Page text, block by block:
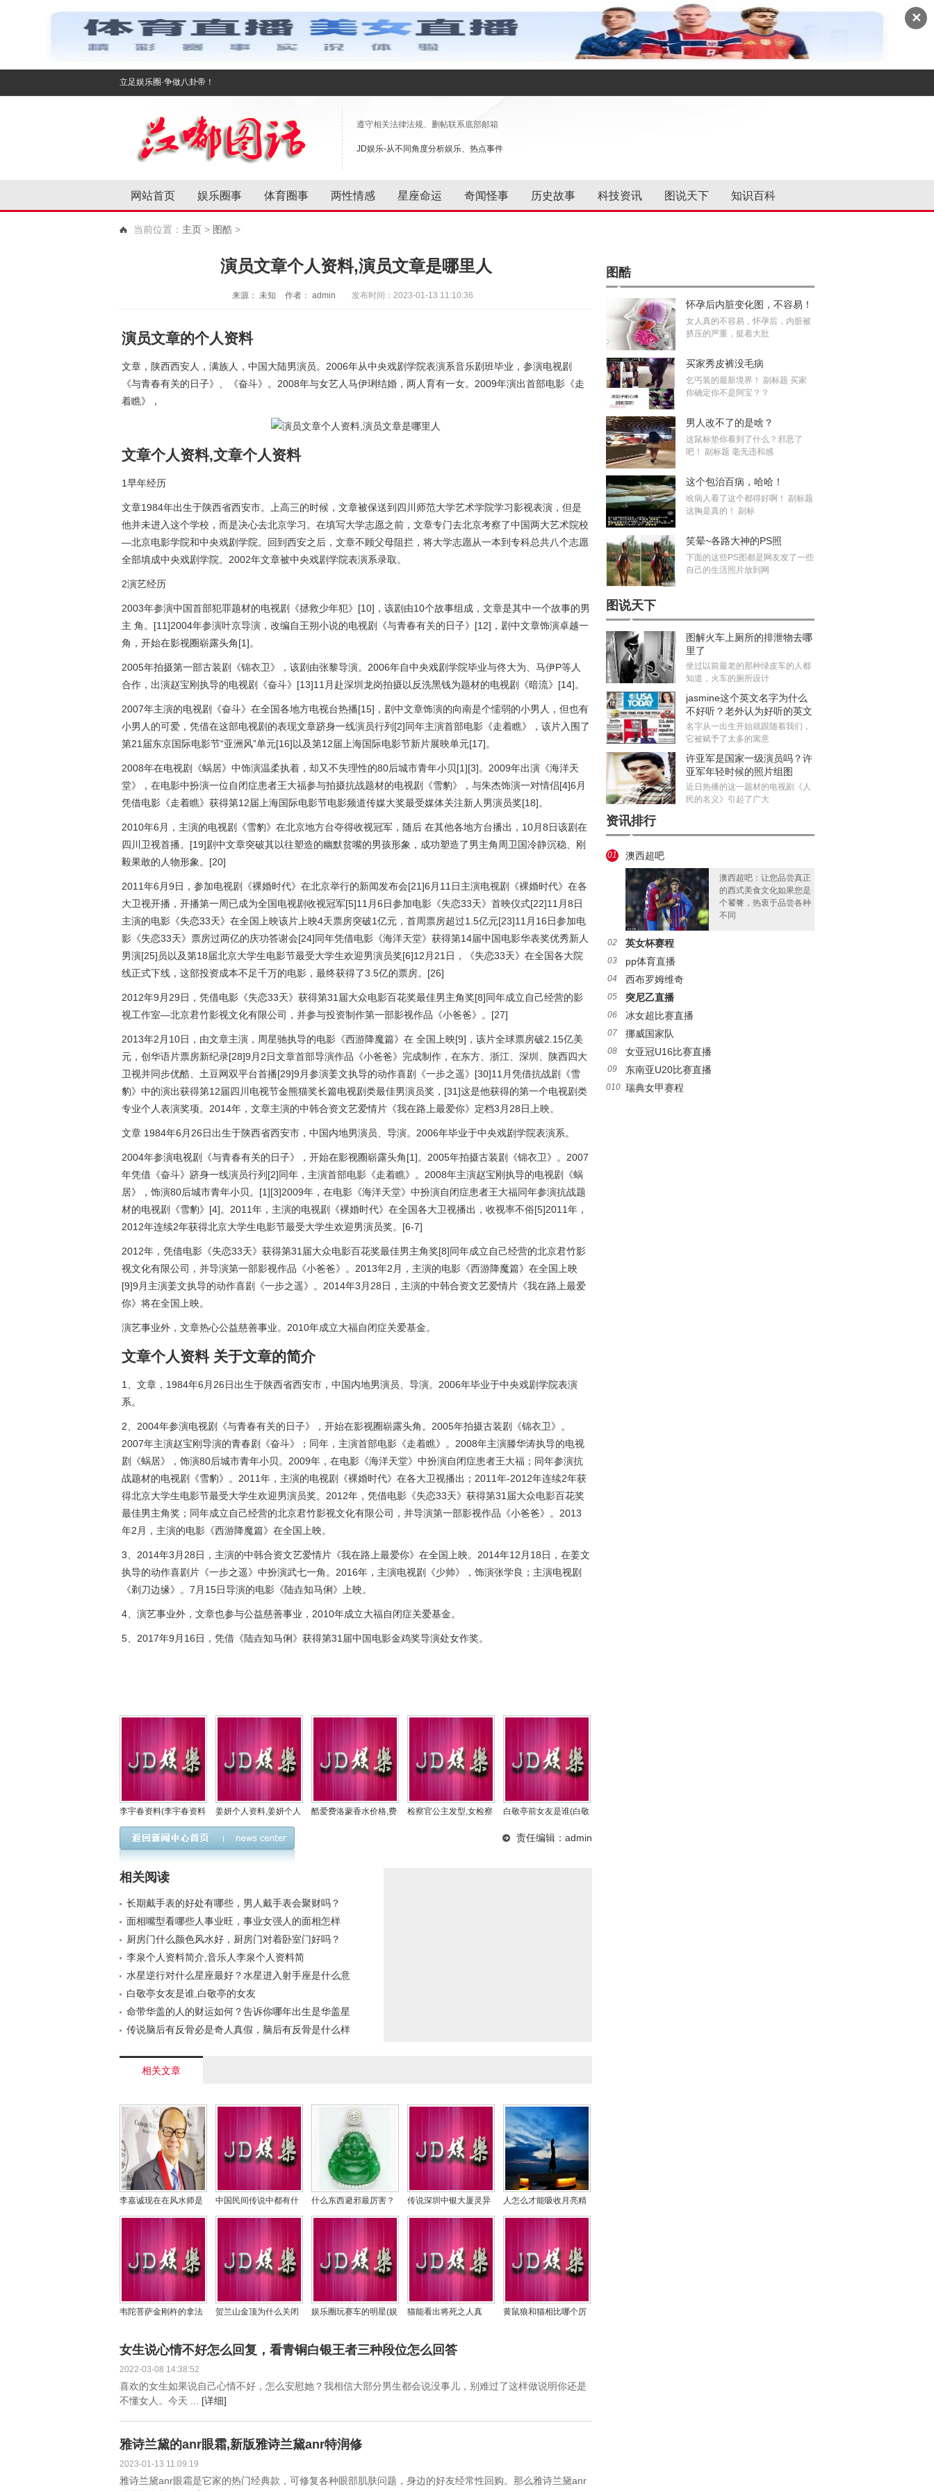
✕
立足娱乐圈·争做八卦帝！
遵守相关法律法规、删帖联系底部邮箱
JD娱乐-从不同角度分析娱乐、热点事件
网站首页 娱乐圈事 体育圈事 两性情感 星座命运 奇闻怪事 历史故事 科技资讯 图说天下 知识百科
当前位置： 主页 > 图酷 >
演员文章个人资料,演员文章是哪里人
来源： 未知 作者： admin 发布时间：2023-01-13 11:10:36
演员文章的个人资料
文章，陕西西安人，满族人，中国大陆男演员。2006年从中央戏剧学院表演系音乐剧班毕业，参演电视剧
《与青春有关的日子》、《奋斗》。2008年与女艺人马伊琍结婚，两人育有一女。2009年演出首部电影《走
着瞧》，
文章个人资料,文章个人资料
1早年经历
文章1984年出生于陕西省西安市。上高三的时候，文章被保送到四川师范大学艺术学院学习影视表演，但是
他并未进入这个学校，而是决心去北京学习。在填写大学志愿之前，文章专门去北京考察了中国两大艺术院校
—北京电影学院和中央戏剧学院。回到西安之后，文章不顾父母阻拦，将大学志愿从一本到专科总共八个志愿
全部填成中央戏剧学院。2002年文章被中央戏剧学院表演系录取。
2演艺经历
2003年参演中国首部犯罪题材的电视剧《拯救少年犯》[10]，该剧由10个故事组成，文章是其中一个故事的男
主 角。[11]2004年参演叶京导演，改编自王朔小说的电视剧《与青春有关的日子》[12]，剧中文章饰演卓越一
角，开始在影视圈崭露头角[1]。
2005年拍摄第一部古装剧《锦衣卫》，该剧由张黎导演。2006年自中央戏剧学院毕业与佟大为、马伊P等人
合作，出演赵宝刚执导的电视剧《奋斗》[13]11月赴深圳龙岗拍摄以反洗黑钱为题材的电视剧《暗流》[14]。
2007年主演的电视剧《奋斗》在全国各地方电视台热播[15]，剧中文章饰演的向南是个懦弱的小男人，但也有
小男人的可爱，凭借在这部电视剧的表现文章跻身一线演员行列[2]同年主演首部电影《走着瞧》，该片入围了
第21届东京国际电影节“亚洲风”单元[16]以及第12届上海国际电影节新片展映单元[17]。
2008年在电视剧《蜗居》中饰演温柔执着，却又不失理性的80后城市青年小贝[1][3]。2009年出演《海洋天
堂》，在电影中扮演一位自闭症患者王大福参与拍摄抗战题材的电视剧《雪豹》，与朱杰饰演一对情侣[4]6月
凭借电影《走着瞧》获得第12届上海国际电影节电影频道传媒大奖最受媒体关注新人男演员奖[18]。
2010年6月，主演的电视剧《雪豹》在北京地方台夺得收视冠军，随后 在其他各地方台播出，10月8日该剧在
四川卫视首播。[19]剧中文章突破其以往塑造的幽默贫嘴的男孩形象，成功塑造了男主角周卫国冷静沉稳、刚
毅果敢的人物形象。[20]
2011年6月9日，参加电视剧《裸婚时代》在北京举行的新闻发布会[21]6月11日主演电视剧《裸婚时代》在各
大卫视开播，开播第一周已成为全国电视剧收视冠军[5]11月6日参加电影《失恋33天》首映仪式[22]11月8日
主演的电影《失恋33天》在全国上映该片上映4天票房突破1亿元，首周票房超过1.5亿元[23]11月16日参加电
影《失恋33天》票房过两亿的庆功答谢会[24]同年凭借电影《海洋天堂》获得第14届中国电影华表奖优秀新人
男演[25]员以及第18届北京大学生电影节最受大学生欢迎男演员奖[6]12月21日，《失恋33天》在全国各大院
线正式下线，这部投资成本不足千万的电影，最终获得了3.5亿的票房。[26]
2012年9月29日，凭借电影《失恋33天》获得第31届大众电影百花奖最佳男主角奖[8]同年成立自己经营的影
视工作室—北京君竹影视文化有限公司，并参与投资制作第一部影视作品《小爸爸》。[27]
2013年2月10日，由文章主演，周星驰执导的电影《西游降魔篇》在 全国上映[9]，该片全球票房破2.15亿美
元，创华语片票房新纪录[28]9月2日文章首部导演作品《小爸爸》完成制作，在东方、浙江、深圳、陕西四大
卫视并同步优酷、土豆网双平台首播[29]9月参演姜文执导的动作喜剧《一步之遥》[30]11月凭借抗战剧《雪
豹》中的演出获得第12届四川电视节金熊猫奖长篇电视剧类最佳男演员奖，[31]这是他获得的第一个电视剧类
专业个人表演奖项。2014年，文章主演的中韩合资文艺爱情片《我在路上最爱你》定档3月28日上映。
文章 1984年6月26日出生于陕西省西安市，中国内地男演员、导演。2006年毕业于中央戏剧学院表演系。
2004年参演电视剧《与青春有关的日子》，开始在影视圈崭露头角[1]。2005年拍摄古装剧《锦衣卫》。2007
年凭借《奋斗》跻身一线演员行列[2]同年，主演首部电影《走着瞧》。2008年主演赵宝刚执导的电视剧《蜗
居》，饰演80后城市青年小贝。[1][3]2009年，在电影《海洋天堂》中扮演自闭症患者王大福同年参演抗战题
材的电视剧《雪豹》[4]。2011年，主演的电视剧《裸婚时代》在全国各大卫视播出，收视率不俗[5]2011年，
2012年连续2年获得北京大学生电影节最受大学生欢迎男演员奖。[6-7]
2012年，凭借电影《失恋33天》获得第31届大众电影百花奖最佳男主角奖[8]同年成立自己经营的北京君竹影
视文化有限公司，并导演第一部影视作品《小爸爸》。2013年2月，主演的电影《西游降魔篇》在全国上映
[9]9月主演姜文执导的动作喜剧《一步之遥》。2014年3月28日，主演的中韩合资文艺爱情片《我在路上最爱
你》将在全国上映。
演艺事业外，文章热心公益慈善事业。2010年成立大福自闭症关爱基金。
文章个人资料 关于文章的简介
1、文章，1984年6月26日出生于陕西省西安市，中国内地男演员、导演。2006年毕业于中央戏剧学院表演
系。
2、2004年参演电视剧《与青春有关的日子》，开始在影视圈崭露头角。2005年拍摄古装剧《锦衣卫》。
2007年主演赵宝刚导演的青春剧《奋斗》；同年，主演首部电影《走着瞧》。2008年主演滕华涛执导的电视
剧《蜗居》，饰演80后城市青年小贝。2009年，在电影《海洋天堂》中扮演自闭症患者王大福；同年参演抗
战题材的电视剧《雪豹》。2011年，主演的电视剧《裸婚时代》在各大卫视播出；2011年-2012年连续2年获
得北京大学生电影节最受大学生欢迎男演员奖。2012年，凭借电影《失恋33天》获得第31届大众电影百花奖
最佳男主角奖；同年成立自己经营的北京君竹影视文化有限公司，并导演第一部影视作品《小爸爸》。2013
年2月，主演的电影《西游降魔篇》在全国上映。
3、2014年3月28日，主演的中韩合资文艺爱情片《我在路上最爱你》在全国上映。2014年12月18日，在姜文
执导的动作喜剧片《一步之遥》中扮演武七一角。2016年，主演电视剧《少帅》，饰演张学良；主演电视剧
《剃刀边缘》。7月15日导演的电影《陆垚知马俐》上映。
4、演艺事业外，文章也参与公益慈善事业，2010年成立大福自闭症关爱基金。
5、2017年9月16日，凭借《陆垚知马俐》获得第31届中国电影金鸡奖导演处女作奖。
李宇春资料(李宇春资料
姜妍个人资料,姜妍个人
资料图片二胖
酷爱费洛蒙香水价格,费
检察官公主发型,女检察
白敬亭前女友是谁(白敬
责任编辑：admin
相关阅读
长期戴手表的好处有哪些，男人戴手表会聚财吗？
面相嘴型看哪些人事业旺，事业女强人的面相怎样
的？厨房门什么颜色风水好，厨房门对着卧室门好吗？
李泉个人资料简介,音乐人李泉个人资料简
水星逆行对什么星座最好？水星进入射手座是什么意
思白敬亭女友是谁,白敬亭的女友
命带华盖的人的财运如何？告诉你哪年出生是华盖星
传说脑后有反骨必是奇人真假，脑后有反骨是什么样
相关文章
李嘉诚现在在风水师是
谁？李嘉诚祖坟风水卫
中国民间传说中都有什
么鬼，怨气最大的鬼有
什么东西避邪最厉害？
女人用什么东西辟邪最
传说深圳中银大厦灵异
事件，21楼发生了啥灵
人怎么才能吸收月亮精
华？吸收日月精华的时
韦陀菩萨金刚杵的拿法
么是一对？
贺兰山金顶为什么关闭
事件有哪些？
娱乐圈玩赛车的明星(娱
猫能看出将死之人真
重吗？
黄鼠狼和猫相比哪个厉
女生说心情不好怎么回复，看青铜白银王者三种段位怎么回答
2022-03-08 14:38:52
喜欢的女生如果说自己心情不好，怎么安慰她？我相信大部分男生都会说没事儿，别难过了这样做说明你还是
不懂女人。今天 ... [详细]
雅诗兰黛的anr眼霜,新版雅诗兰黛anr特润修
2023-01-13 11:09:19
雅诗兰黛anr眼霜是它家的热门经典款，可修复各种眼部肌肤问题，身边的好友经常性回购。那么雅诗兰黛anr
图酷
怀孕后内脏变化图，不容易！
女人真的不容易，怀孕后，内脏被
挤压的严重，挺着大肚
买家秀皮裤没毛病
乞丐装的最新境界！ 副标题 买家
你确定你不是阿宝？？
男人改不了的是啥？
这鼠标垫你看到了什么？邪恶了
吧！ 副标题 毫无违和感
这个包治百病，哈哈！
啥病人看了这个都得好啊！ 副标题
这胸是真的！ 副标
笑晕~各路大神的PS照
下面的这些PS图都是网友发了一些
自己的生活照片放到网
图说天下
图解火车上厕所的排泄物去哪
里了
坐过以前最老的那种绿皮车的人都
知道，火车的厕所设计
jasmine这个英文名字为什么
不好听？老外认为好听的英文
名有哪些
名字从一出生开始就跟随着我们，
它被赋予了太多的寓意
许亚军是国家一级演员吗？许
亚军年轻时候的照片组图
近日热播的这一题材的电视剧《人
民的名义》引起了广大
资讯排行
01 澳西超吧
澳西超吧：让您品尝真正
的西式美食文化如果您是
个饕餮，热衷于品尝各种
不同
02 英女杯赛程
03 pp体育直播
04 西布罗姆维奇
05 突尼乙直播
06 冰女超比赛直播
07 挪威国家队
08 女亚冠U16比赛直播
09 东南亚U20比赛直播
010 瑞典女甲赛程